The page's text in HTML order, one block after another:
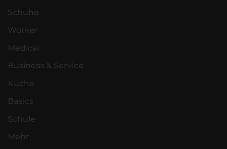
Schuhe
Worker
Medical
Business & Service
Küche
Basics
Schule
Mehr